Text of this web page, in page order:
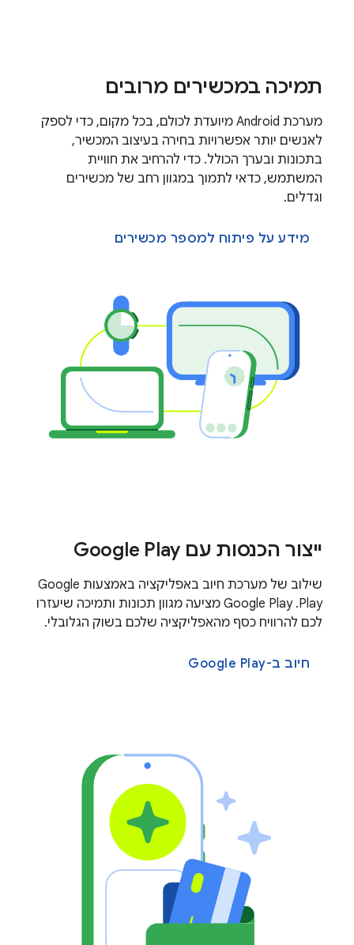
תמיכה במכשירים מרובים
מערכת Android מיועדת לכולם, בכל מקום, כדי לספק
לאנשים יותר אפשרויות בחירה בעיצוב המכשיר,
בתכונות ובערך הכולל. כדי להרחיב את חוויית
המשתמש, כדאי לתמוך במגוון רחב של מכשירים
וגדלים.
מידע על פיתוח למספר מכשירים
ייצור הכנסות עם Google Play
שילוב של מערכת חיוב באפליקציה באמצעות Google
Play. ‫Google Play מציעה מגוון תכונות ותמיכה שיעזרו
לכם להרוויח כסף מהאפליקציה שלכם בשוק הגלובלי.
חיוב ב-Google Play